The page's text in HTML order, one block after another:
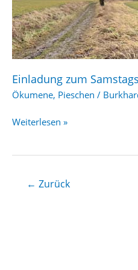
Einladung zum
Ökumene, Pieschen /
Einladung
Weiterlesen »
← Zurück